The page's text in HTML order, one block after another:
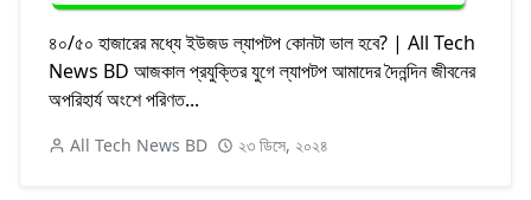
৪০/৫০ হাজারের মধ্যে ইউজড ল্যাপটপ কোনটা ভাল হবে? | All Tech
News BD আজকাল প্রযুক্তির যুগে ল্যাপটপ আমাদের দৈনন্দিন জীবনের
অপরিহার্য অংশে পরিণত...
All Tech News BD ২৩ ডিসে, ২০২৪